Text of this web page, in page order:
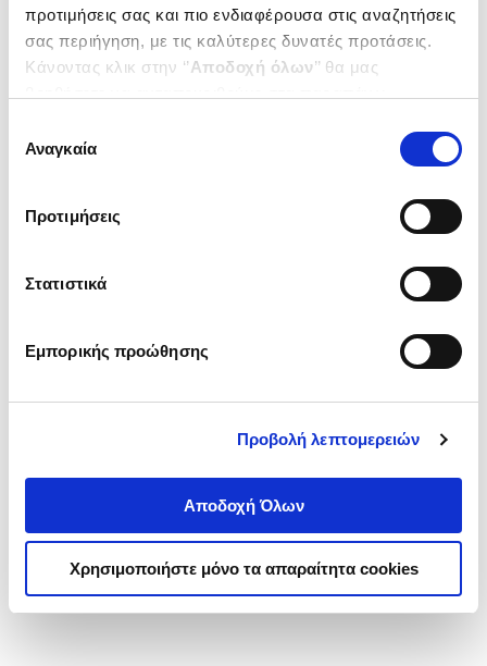
προτιμήσεις σας και πιο ενδιαφέρουσα στις αναζητήσεις
σας περιήγηση, με τις καλύτερες δυνατές προτάσεις.
Κάνοντας κλικ στην ‘’Αποδοχή όλων’’ θα μας
ενδιαφέρουν και να επιλέξετε από τα παρακάτω με την
΄΄και να ενημερωθείτε σχετικά με
συγκατάθεσης
Αναγκαία
Προτιμήσεις
Στατιστικά
Εμπορικής προώθησης
Προβολή λεπτομερειών
Αποδοχή Όλων
Χρησιμοποιήστε μόνο τα απαραίτητα cookies